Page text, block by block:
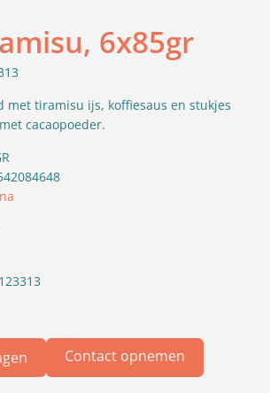
6x85gr
met tiramisu ijs, koffiesaus en stukjes
cacaopoeder.
Contact opnemen